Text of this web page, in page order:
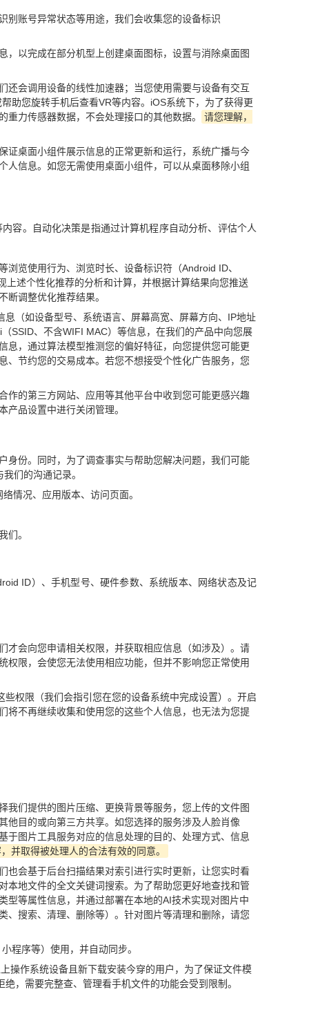
别账号异常状态等用途，我们会收集您的设备标识
以完成在部分机型上创建桌面图标，设置与消除桌面图
还会调用设备的线性加速器；当您使用需要与设备有交互
助您旋转手机后查看VR等内容。iOS系统下，为了获得更
力传感器数据，不会处理接口的其他数据。
请您理解，
证桌面小组件展示信息的正常更新和运行，系统广播与今
人信息。如您无需使用桌面小组件，可以从桌面移除小组
容。自动化决策是指通过计算机程序自动分析、评估个人
览使用行为、浏览时长、设备标识符（Android ID、
述个性化推荐的分析和计算，并根据计算结果向您推送
调整优化推荐结果。
（如设备型号、系统语言、屏幕高宽、屏幕方向、IP地址
SSID、不含WIFI MAC）等信息，在我们的产品中向您展
息，通过算法模型推测您的偏好特征，向您提供您可能更
、节约您的交易成本。若您不想接受个性化广告服务，您
作的第三方网站、应用等其他平台中收到您可能更感兴趣
品设置中进行关闭管理。
身份。同时，为了调查事实与帮助您解决问题，我们可能
们的沟通记录。
情况、应用版本、访问页面。
们。
ID）、手机型号、硬件参数、系统版本、网络状态及记
才会向您申请相关权限，并获取相应信息（如涉及）。请
限，会使您无法使用相应功能，但并不影响您正常使用
权限（我们会指引您在您的设备系统中完成设置）。开启
将不再继续收集和使用您的这些个人信息，也无法为您提
们提供的图片压缩、更换背景等服务，您上传的文件图
他目的或向第三方共享。如您选择的服务涉及人脸肖像
于图片工具服务对应的信息处理的目的、处理方式、信息
并取得被处理人的合法有效的同意。
也会基于后台扫描结果对索引进行实时更新，让您实时看
本地文件的全文关键词搜索。为了帮助您更好地查找和管
型等属性信息，并通过部署在本地的AI技术实现对图片中
、搜索、清理、删除等）。针对图片等清理和删除，请您
程序等）使用，并自动同步。
操作系统设备且新下载安装今穿的用户，为了保证文件模
，需要完整查、管理看手机文件的功能会受到限制。